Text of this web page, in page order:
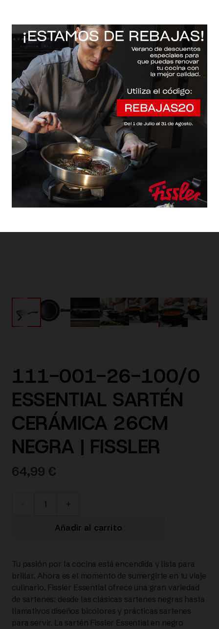
Inicio / Fissler Web / Sartenes Essential®
111-001-26-100/0
ESSENTIAL SARTÉN
CERÁMICA 26CM
NEGRA | FISSLER
64,99 €
100/0
ESSENTIAL
SARTÉN
Añadir al carrito
Tu pasión por la cocina está encendida y lista para
brillar. Ahora es el momento de sumergirte en tu viaje
culinario. Fissler Essential ofrece una gran variedad
de sartenes: desde las clásicas sartenes negras hasta
llamativos diseños bicolores y prácticas sartenes
para servir. La sartén Fissler Essential en negro